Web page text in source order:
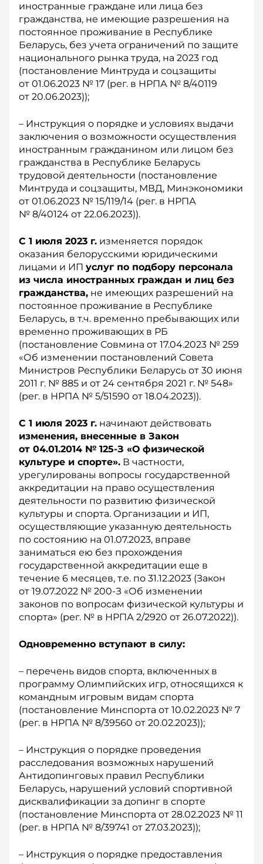
иностранные граждане или лица без
гражданства, не имеющие разрешения на
постоянное проживание в Республике
Беларусь, без учета ограничений по защите
национального рынка труда, на 2023 год
(постановление Минтруда и соцзащиты
от 01.06.2023 № 17 (рег. в НРПА № 8/40119
от 20.06.2023));
– Инструкция о порядке и условиях выдачи
заключения о возможности осуществления
иностранным гражданином или лицом без
гражданства в Республике Беларусь
трудовой деятельности (постановление
Минтруда и соцзащиты, МВД, Минэкономики
от 01.06.2023 № 15/119/14 (рег. в НРПА
№ 8/40124 от 22.06.2023)).
С 1 июля 2023 г. изменяется порядок
оказания белорусскими юридическими
лицами и ИП услуг по подбору персонала
из числа иностранных граждан и лиц без
гражданства, не имеющих разрешений на
постоянное проживание в Республике
Беларусь, в т.ч. временно пребывающих или
временно проживающих в РБ
(постановление Совмина от 17.04.2023 № 259
«Об изменении постановлений Совета
Министров Респуб­лики Беларусь от 30 июня
2011 г. № 885 и от 24 сентября 2021 г. № 548»
(рег. в НРПА № 5/51590 от 18.04.2023)).
С 1 июля 2023 г. начинают действовать
изменения, внесенные в Закон
от 04.01.2014 № 125-З «О физической
культуре и спорте». В частности,
урегулированы вопросы государственной
аккредитации на право осуществления
деятельности по развитию физической
культуры и спорта. Организации и ИП,
осуществляющие указанную деятельность
по состоянию на 01.07.2023, вправе
заниматься ею без прохождения
государственной аккредитации еще в
течение 6 месяцев, т.е. по 31.12.2023 (Закон
от 19.07.2022 № 200-З «Об изменении
законов по вопросам физической культуры и
спорта» (рег. № в НРПА 2/2920 от 26.07.2022)).
Одновременно вступают в силу:
– перечень видов спорта, включенных в
программу Олимпийских игр, относящихся к
командным игровым видам спорта
(постановление Минспорта от 10.02.2023 № 7
(рег. в НРПА № 8/39560 от 20.02.2023));
– Инструкция о порядке проведения
расследования возможных нарушений
Антидопинговых правил Республики
Беларусь, нарушений условий спортивной
дисквалификации за допинг в спорте
(постановление Минспорта от 28.02.2023 № 11
(рег. в НРПА № 8/39741 от 27.03.2023));
– Инструкция о порядке предоставления